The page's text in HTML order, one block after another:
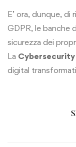
E’ ora, dunque, di
GDPR, le banche
sicurezza dei
La Cybersecurity
digital